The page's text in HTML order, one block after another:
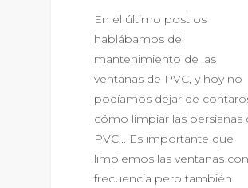
En el último post os
hablábamos del
mantenimiento de las
ventanas de PVC, y hoy no
podíamos dejar de
cómo limpiar las persianas
PVC... Es importante que
limpiemos las ventanas con
frecuencia pero también